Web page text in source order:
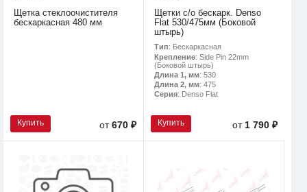
Щетка стеклоочистителя
бескаркасная 480 мм
Купить от670 ₽
Щетки с/о бескарк. Denso
Flat 530/475мм (Боковой
штырь)
Тип: Бескаркасная
Крепление: Side Pin 22mm
(Боковой штырь)
Длина 1, мм: 530
Длина 2, мм: 475
Серия: Denso Flat
Купить от 1 790 ₽